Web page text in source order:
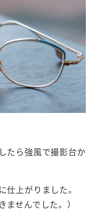
たら強風で撮影台か
仕上がりました。
ませんでした。）